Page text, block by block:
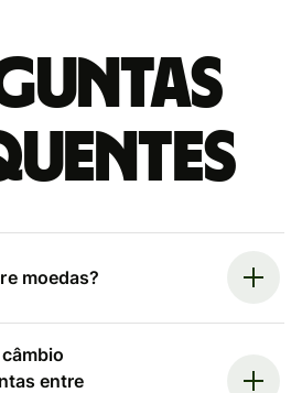
moedas?
entre